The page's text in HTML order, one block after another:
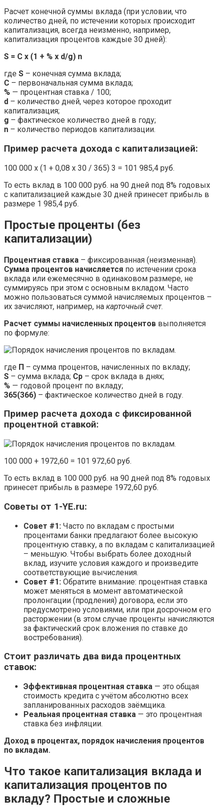
Расчет конечной суммы вклада (при условии, что
количество дней, по истечении которых происходит
капитализация, всегда неизменно, например,
капитализация процентов каждые 30 дней):
S = C x (1 + % x d/g) n
где S – конечная сумма вклада;
C – первоначальная сумма вклада;
% — процентная ставка / 100;
d – количество дней, через которое проходит
капитализация;
g – фактическое количество дней в году;
n – количество периодов капитализации.
Пример расчета дохода с капитализацией:
100 000 x (1 + 0,08 x 30 / 365) 3 = 101 985,4 руб.
То есть вклад в 100 000 руб. на 90 дней под 8% годовых
с капитализацией каждые 30 дней принесет прибыль в
размере 1 985,4 руб.
Простые проценты (без
капитализации)
Процентная ставка – фиксированная (неизменная).
Сумма процентов начисляется по истечении срока
вклада или ежемесячно в одинаковом размере, не
суммируясь при этом с основным вкладом. Часто
можно пользоваться суммой начисляемых процентов –
их зачисляют, например, на карточный счет.
Расчет суммы начисленных процентов выполняется
по формуле:
где П – сумма процентов, начисленных по вкладу;
S – сумма вклада; Ср – срок вклада в днях;
% — годовой процент по вкладу;
365(366) – фактическое количество дней в году.
Пример расчета дохода с фиксированной
процентной ставкой:
100 000 + 1972,60 = 101 972,60 руб.
То есть вклад в 100 000 руб. на 90 дней под 8% годовых
принесет прибыль в размере 1972,60 руб.
Советы от 1-YE.ru:
Совет #1: Часто по вкладам с простыми
процентами банки предлагают более высокую
процентную ставку, а по вкладам с капитализацией
– меньшую. Чтобы выбрать более доходный
вклад, изучите условия каждого и произведите
соответствующие вычисления.
Совет #1: Обратите внимание: процентная ставка
может меняться в момент автоматической
пролонгации (продления) договора, если это
предусмотрено условиями, или при досрочном его
расторжении (в этом случае проценты начисляются
за фактический срок вложения по ставке до
востребования).
Стоит различать два вида процентных
ставок:
Эффективная процентная ставка — это общая
стоимость кредита с учётом абсолютно всех
запланированных расходов заёмщика.
Реальная процентная ставка — это процентная
ставка без инфляции.
Доход в процентах, порядок начисления процентов
по вкладам.
Что такое капитализация вклада и
капитализация процентов по
вкладу? Простые и сложные